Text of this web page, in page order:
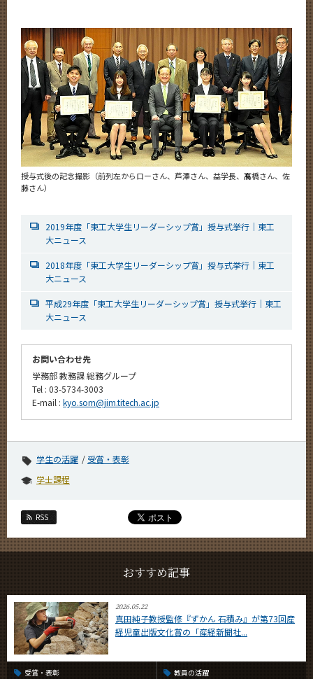
授与式後の記念撮影（前列左からローさん、芦澤さん、益学長、 髙橋さん、佐
藤さん）
2019年度「東工大学生リーダーシップ賞」授与式挙行｜東工
大ニュース
2018年度「東工大学生リーダーシップ賞」授与式挙行｜東工
大ニュース
平成29年度「東工大学生リーダーシップ賞」授与式挙行｜東工
大ニュース
お問い合わせ先
学務部 教務課 総務グループ
Tel : 03-5734-3003
E-mail : kyo.som@jim.titech.ac.jp
学生の活躍
受賞・表彰
学士課程
RSS
おすすめ記事
2026.05.22
真田純子教授監修『ずかん 石積み』が第73回産
経児童出版文化賞の「産経新聞社...
受賞・表彰 教員の活躍